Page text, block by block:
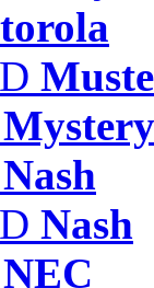
Mystery
Nash
Nash
NEC